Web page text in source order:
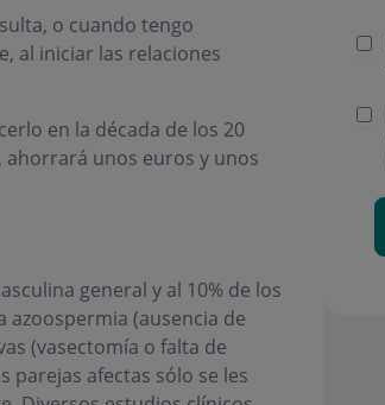
o cuando tengo
al iniciar las relaciones
en la década de los 20
ahorrará unos euros y unos
general y al 10% de los
(ausencia de
(vasectomía o falta de
parejas afectas sólo se les